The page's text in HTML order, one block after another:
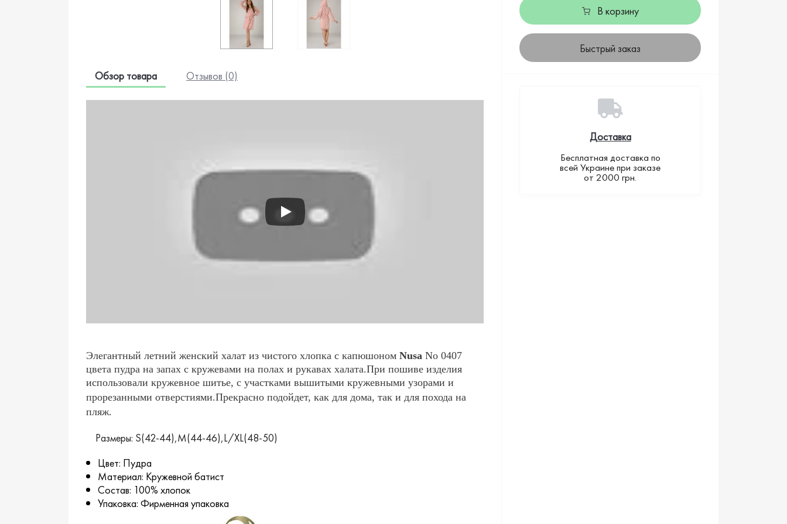
Обзор товара Отзывов (0)
Элегантный летний женский халат из чистого хлопка с капюшоном Nusa No 0407
цвета пудра на запах с кружевами на полах и рукавах халата.При пошиве изделия
использовали кружевное шитье, с участками вышитыми кружевными узорами и
прорезанными отверстиями.Прекрасно подойдет, как для дома, так и для похода на
пляж.
Размеры: S(42-44),M(44-46),L/XL(48-50)
Цвет: Пудра
Материал: Кружевной батист
Состав: 100% хлопок
Упаковка: Фирменная упаковка
В корзину
Быстрый заказ
Доставка
Бесплатная доставка по
всей Украине при заказе
от 2000 грн.